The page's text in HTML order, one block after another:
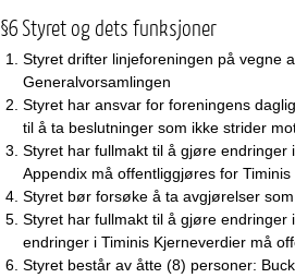
§6 Styret og dets funksjoner
Styret drifter linjeforeningen på vegne
Generalvorsamlingen
Styret har ansvar for foreningens
til å ta beslutninger som ikke strider
Styret har fullmakt til å gjøre endringer
Appendix må offentliggjøres for Timinis
Styret bør forsøke å ta avgjørelser
Styret har fullmakt til å gjøre endringer
endringer i Timinis Kjerneverdier må
Styret består av åtte (8) personer: